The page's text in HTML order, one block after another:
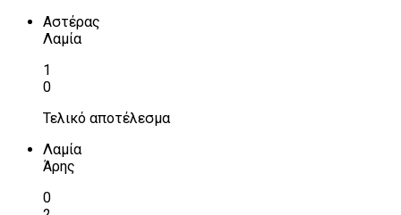
Αστέρας
Λαμία
1
0
Τελικό αποτέλεσμα
Λαμία
Άρης
0